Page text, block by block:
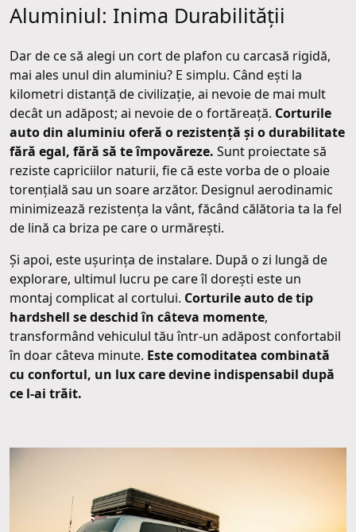
Aluminiul: Inima Durabilității
Dar de ce să alegi un cort de plafon cu carcasă rigidă,
mai ales unul din aluminiu? E simplu. Când ești la
kilometri distanță de civilizație, ai nevoie de mai mult
decât un adăpost; ai nevoie de o fortăreață. Corturile
auto din aluminiu oferă o rezistență și o durabilitate
fără egal, fără să te împovăreze. Sunt proiectate să
reziste capriciilor naturii, fie că este vorba de o ploaie
torențială sau un soare arzător. Designul aerodinamic
minimizează rezistența la vânt, făcând călătoria ta la fel
de lină ca briza pe care o urmărești.
Și apoi, este ușurința de instalare. După o zi lungă de
explorare, ultimul lucru pe care îl dorești este un
montaj complicat al cortului. Corturile auto de tip
hardshell se deschid în câteva momente,
transformând vehiculul tău într-un adăpost confortabil
în doar câteva minute. Este comoditatea combinată
cu confortul, un lux care devine indispensabil după
ce l-ai trăit.